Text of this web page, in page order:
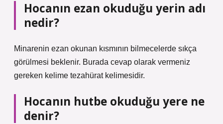
Hocanın ezan okuduğu yerin adı
nedir?
Minarenin ezan okunan kısmının bilmecelerde sıkça
görülmesi beklenir. Burada cevap olarak vermeniz
gereken kelime tezahürat kelimesidir.
Hocanın hutbe okuduğu yere ne
denir?